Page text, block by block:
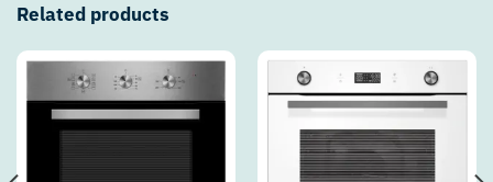
Related products